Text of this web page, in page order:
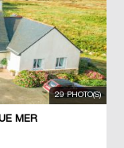
29 PHOTO(S)
MER